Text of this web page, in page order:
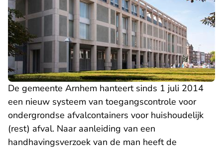
De gemeente Arnhem hanteert sinds 1 juli 2014
een nieuw systeem van toegangscontrole voor
ondergrondse afvalcontainers voor huishoudelijk
(rest) afval. Naar aanleiding van een
handhavingsverzoek van de man heeft de